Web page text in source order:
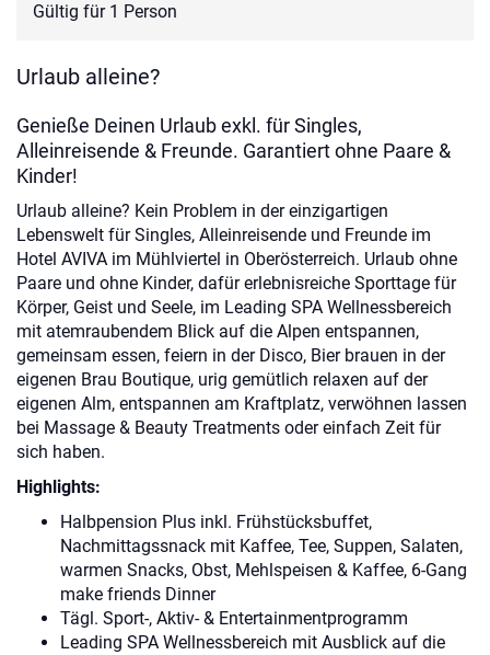
Gültig für 1 Person
Urlaub alleine?
Genieße Deinen Urlaub exkl. für Singles,
Alleinreisende & Freunde. Garantiert ohne Paare &
Kinder!
Urlaub alleine? Kein Problem in der einzigartigen
Lebenswelt für Singles, Alleinreisende und Freunde im
Hotel AVIVA im Mühlviertel in Oberösterreich. Urlaub ohne
Paare und ohne Kinder, dafür erlebnisreiche Sporttage für
Körper, Geist und Seele, im Leading SPA Wellnessbereich
mit atemraubendem Blick auf die Alpen entspannen,
gemeinsam essen, feiern in der Disco, Bier brauen in der
eigenen Brau Boutique, urig gemütlich relaxen auf der
eigenen Alm, entspannen am Kraftplatz, verwöhnen lassen
bei Massage & Beauty Treatments oder einfach Zeit für
sich haben.
Highlights:
Halbpension Plus inkl. Frühstücksbuffet,
Nachmittagssnack mit Kaffee, Tee, Suppen, Salaten,
warmen Snacks, Obst, Mehlspeisen & Kaffee, 6-Gang
make friends Dinner
Tägl. Sport-, Aktiv- & Entertainmentprogramm
Leading SPA Wellnessbereich mit Ausblick auf die